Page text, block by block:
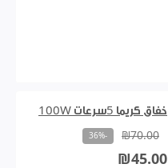
خفاق كريما 5سرعات 100W
₪70.00
-36%
₪45.00